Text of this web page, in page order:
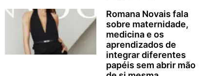
Romana Novais fala
sobre maternidade,
medicina e os
aprendizados de
integrar diferentes
papéis sem abrir mão